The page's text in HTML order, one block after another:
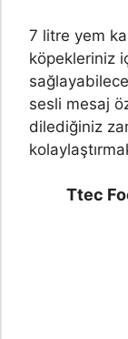
7 litre yem
köpekleriniz
sesli mesaj
dilediğiniz
Ttec